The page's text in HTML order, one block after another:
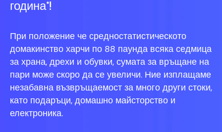
година*!
При положение че средностатистическото
домакинство харчи по 88 паунда всяка седмица
за храна, дрехи и обувки, сумата за връщане на
пари може скоро да се увеличи. Ние изплащаме
незабавна възвръщаемост за много други стоки,
като подаръци, домашно майсторство и
електроника.